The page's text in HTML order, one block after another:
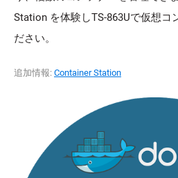
Station を体験しTS-863Uで仮想コ
ださい。
追加情報: Container Station